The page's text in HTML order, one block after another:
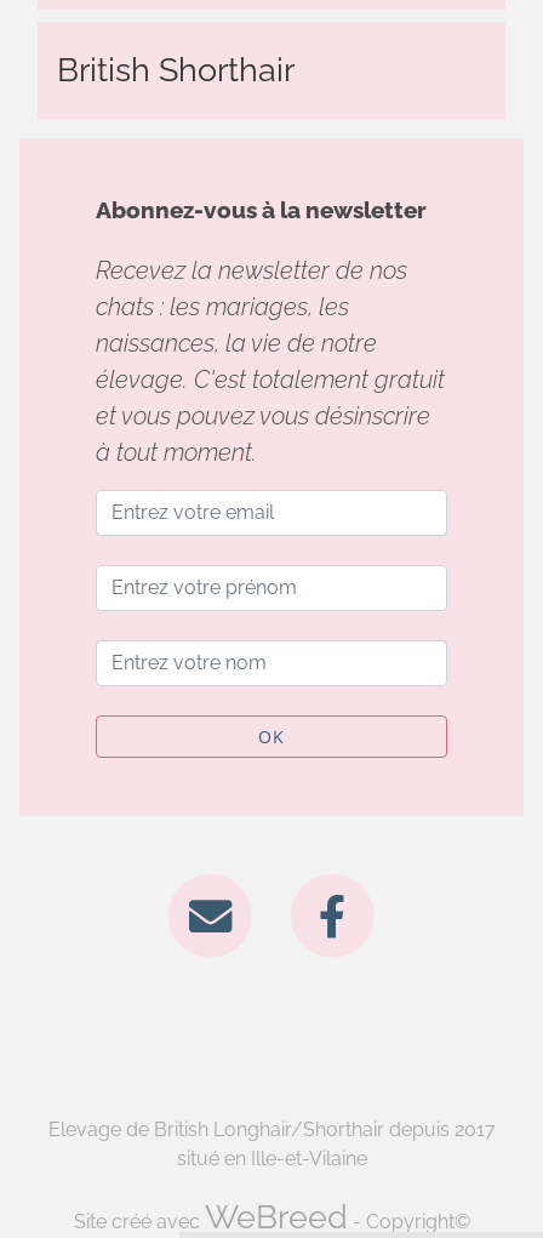
British Shorthair
Abonnez-vous à la newsletter
Recevez la newsletter de nos
chats : les mariages, les
naissances, la vie de notre
élevage. C'est totalement gratuit
et vous pouvez vous désinscrire
à tout moment.
OK
Elevage de British Longhair/Shorthair depuis 2017
situé en Ille-et-Vilaine
Site créé avec WeBreed - Copyright©